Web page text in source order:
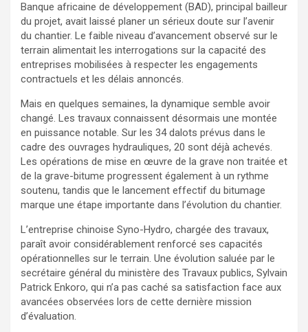
Banque africaine de développement (BAD), principal bailleur
du projet, avait laissé planer un sérieux doute sur l’avenir
du chantier. Le faible niveau d’avancement observé sur le
terrain alimentait les interrogations sur la capacité des
entreprises mobilisées à respecter les engagements
contractuels et les délais annoncés.
Mais en quelques semaines, la dynamique semble avoir
changé. Les travaux connaissent désormais une montée
en puissance notable. Sur les 34 dalots prévus dans le
cadre des ouvrages hydrauliques, 20 sont déjà achevés.
Les opérations de mise en œuvre de la grave non traitée et
de la grave-bitume progressent également à un rythme
soutenu, tandis que le lancement effectif du bitumage
marque une étape importante dans l’évolution du chantier.
L’entreprise chinoise Syno-Hydro, chargée des travaux,
paraît avoir considérablement renforcé ses capacités
opérationnelles sur le terrain. Une évolution saluée par le
secrétaire général du ministère des Travaux publics, Sylvain
Patrick Enkoro, qui n’a pas caché sa satisfaction face aux
avancées observées lors de cette dernière mission
d’évaluation.